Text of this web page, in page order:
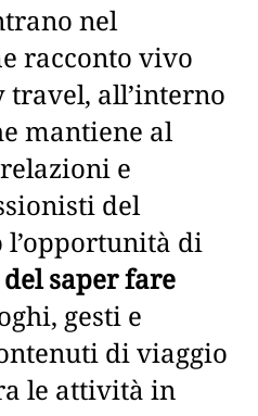
nel
racconto vivo
all’interno
mantiene al
e
del
di
saper fare
gesti e
di viaggio
le attività in